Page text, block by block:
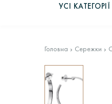
УСІ КАТЕГОРІЇ
Головна Сережки